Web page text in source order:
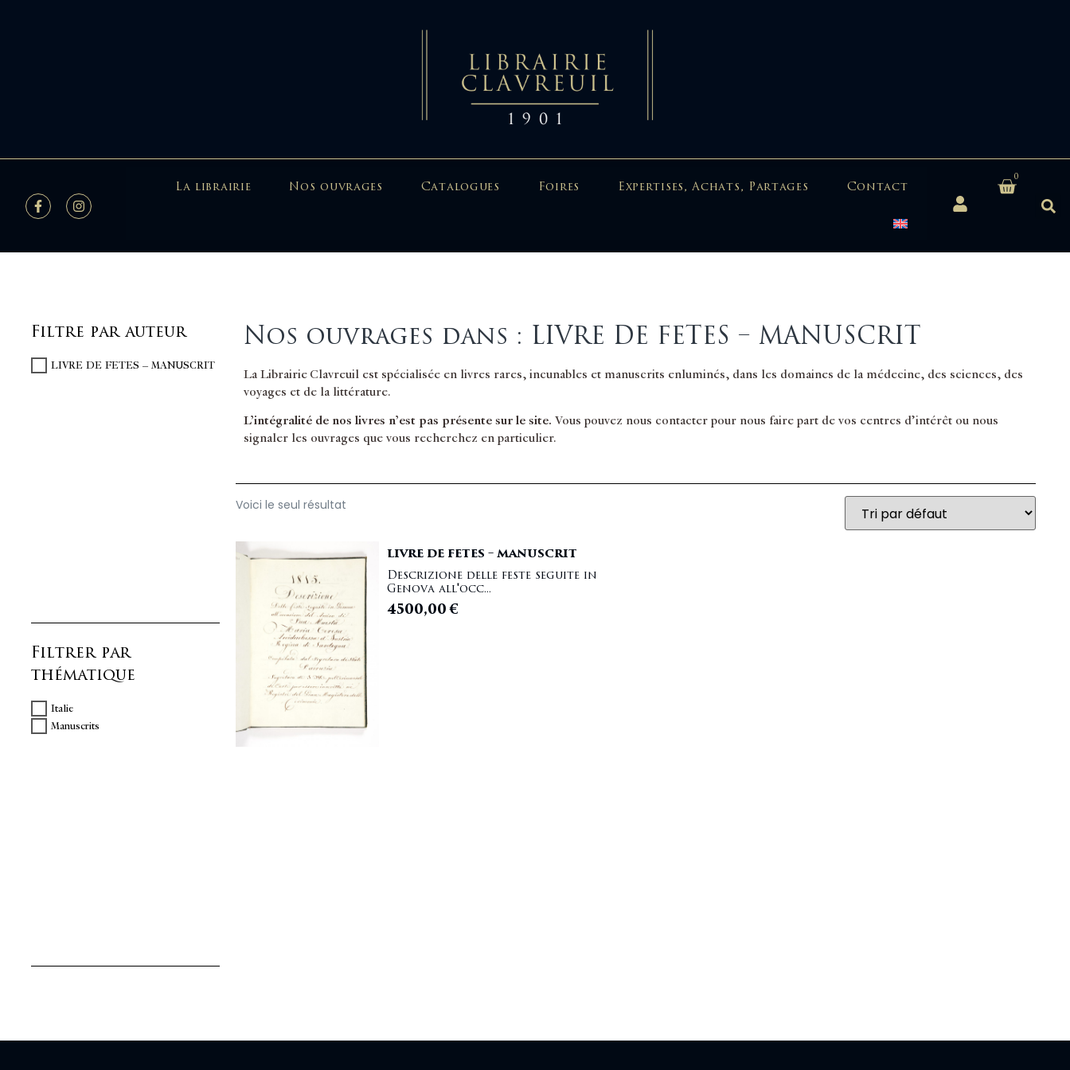
La librairie Nos ouvrages Catalogues Foires Expertises, Achats, Partages Contact
0
Filtre par auteur
LIVRE DE FETES – MANUSCRIT
Filtrer par
thématique
Italie
Manuscrits
Nos ouvrages dans : LIVRE DE FETES – MANUSCRIT
La Librairie Clavreuil est spécialisée en livres rares, incunables et manuscrits enluminés, dans les domaines de la médecine, des sciences, des
voyages et de la littérature.
L’intégralité de nos livres n’est pas présente sur le site. Vous pouvez nous contacter pour nous faire part de vos centres d’intérêt ou nous
signaler les ouvrages que vous recherchez en particulier.
Voici le seul résultat
LIVRE DE FETES – MANUSCRIT
Descrizione delle feste seguite in
Genova all'occ...
4500,00€